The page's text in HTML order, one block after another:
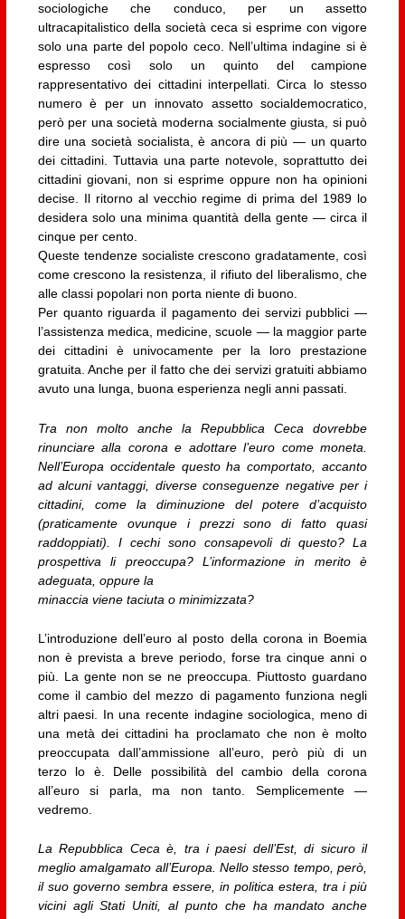
sociologiche che conduco, per un assetto
ultracapitalistico della società ceca si esprime con vigore
solo una parte del popolo ceco. Nell’ultima indagine si è
espresso così solo un quinto del campione
rappresentativo dei cittadini interpellati. Circa lo stesso
numero è per un innovato assetto socialdemocratico,
però per una società moderna socialmente giusta, si può
dire una società socialista, è ancora di più — un quarto
dei cittadini. Tuttavia una parte notevole, soprattutto dei
cittadini giovani, non si esprime oppure non ha opinioni
decise. Il ritorno al vecchio regime di prima del 1989 lo
desidera solo una minima quantità della gente — circa il
cinque per cento.
Queste tendenze socialiste crescono gradatamente, così
come crescono la resistenza, il rifiuto del liberalismo, che
alle classi popolari non porta niente di buono.
Per quanto riguarda il pagamento dei servizi pubblici —
l’assistenza medica, medicine, scuole — la maggior parte
dei cittadini è univocamente per la loro prestazione
gratuita. Anche per il fatto che dei servizi gratuiti abbiamo
avuto una lunga, buona esperienza negli anni passati.
Tra non molto anche la Repubblica Ceca dovrebbe
rinunciare alla corona e adottare l’euro come moneta.
Nell’Europa occidentale questo ha comportato, accanto
ad alcuni vantaggi, diverse conseguenze negative per i
cittadini, come la diminuzione del potere d’acquisto
(praticamente ovunque i prezzi sono di fatto quasi
raddoppiati). I cechi sono consapevoli di questo? La
prospettiva li preoccupa? L’informazione in merito è
adeguata, oppure la
minaccia viene taciuta o minimizzata?
L’introduzione dell’euro al posto della corona in Boemia
non è prevista a breve periodo, forse tra cinque anni o
più. La gente non se ne preoccupa. Piuttosto guardano
come il cambio del mezzo di pagamento funziona negli
altri paesi. In una recente indagine sociologica, meno di
una metà dei cittadini ha proclamato che non è molto
preoccupata dall’ammissione all’euro, però più di un
terzo lo è. Delle possibilità del cambio della corona
all’euro si parla, ma non tanto. Semplicemente —
vedremo.
La Repubblica Ceca è, tra i paesi dell’Est, di sicuro il
meglio amalgamato all’Europa. Nello stesso tempo, però,
il suo governo sembra essere, in politica estera, tra i più
vicini agli Stati Uniti, al punto che ha mandato anche